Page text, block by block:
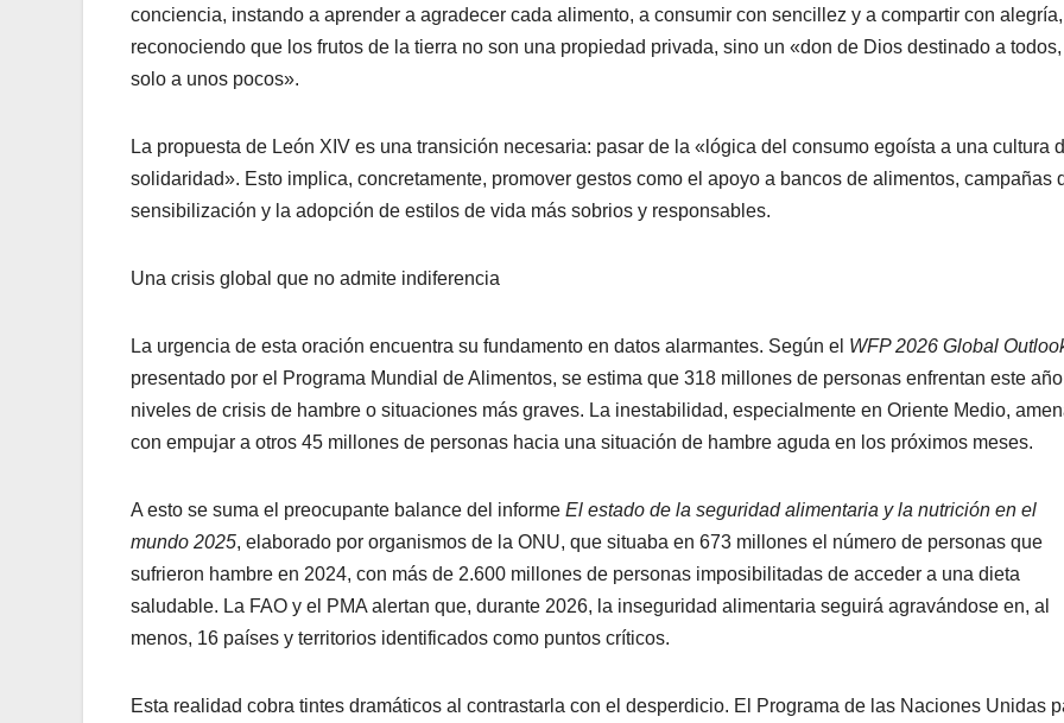
conciencia, instando a aprender a agradecer cada alimento, a consumir con sencillez y a compartir con alegría,
reconociendo que los frutos de la tierra no son una propiedad privada, sino un «don de Dios destinado a
solo a unos pocos».
La propuesta de León XIV es una transición necesaria: pasar de la «lógica del consumo egoísta a una cultura
solidaridad». Esto implica, concretamente, promover gestos como el apoyo a bancos de alimentos, campañas
sensibilización y la adopción de estilos de vida más sobrios y responsables.
Una crisis global que no admite indiferencia
La urgencia de esta oración encuentra su fundamento en datos alarmantes. Según el WFP 2026 Global
presentado por el Programa Mundial de Alimentos, se estima que 318 millones de personas enfrentan este año
niveles de crisis de hambre o situaciones más graves. La inestabilidad, especialmente en Oriente Medio,
con empujar a otros 45 millones de personas hacia una situación de hambre aguda en los próximos meses.
A esto se suma el preocupante balance del informe El estado de la seguridad alimentaria y la nutrición en el
mundo 2025, elaborado por organismos de la ONU, que situaba en 673 millones el número de personas que
sufrieron hambre en 2024, con más de 2.600 millones de personas imposibilitadas de acceder a una dieta
saludable. La FAO y el PMA alertan que, durante 2026, la inseguridad alimentaria seguirá agravándose en, al
menos, 16 países y territorios identificados como puntos críticos.
Esta realidad cobra tintes dramáticos al contrastarla con el desperdicio. El Programa de las Naciones Unidas